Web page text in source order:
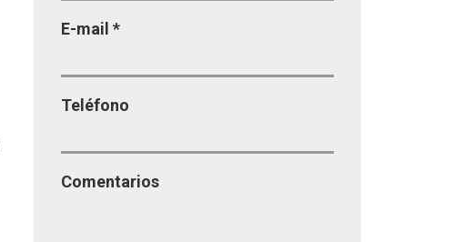
E-mail *
Teléfono
Comentarios